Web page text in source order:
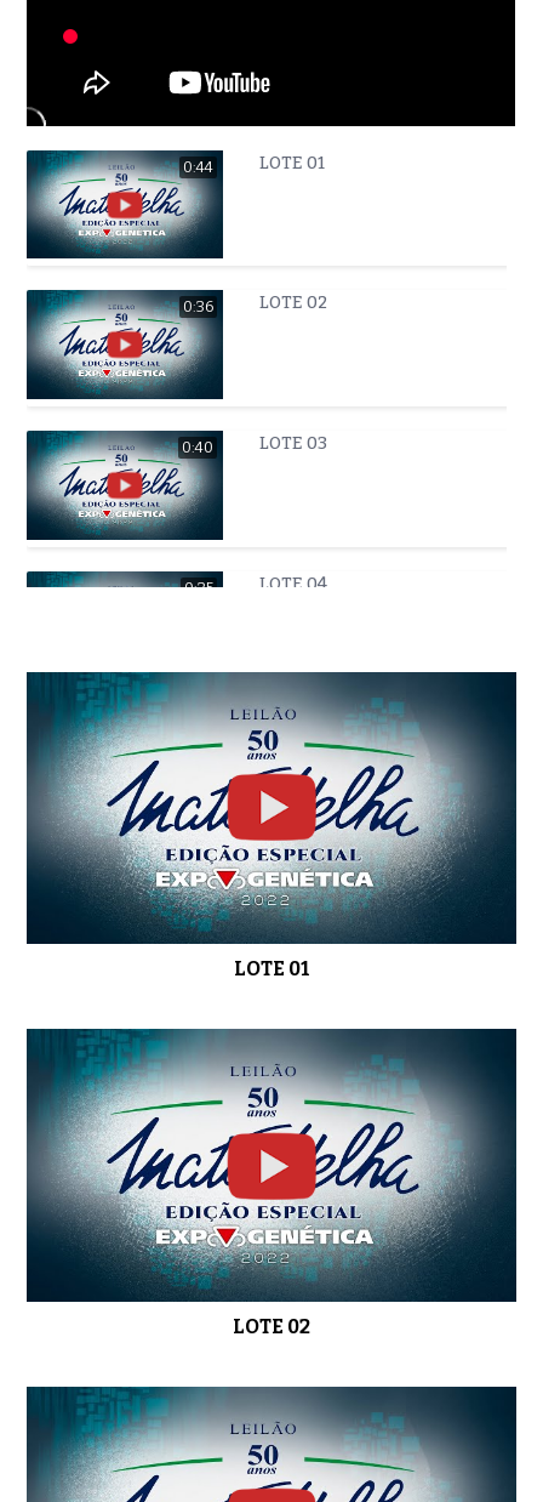
0:44 LOTE 01
0:36 LOTE 02
0:40 LOTE 03
0:35 LOTE 04
0:51 LOTE 05
0:58 LOTE 06
0:52 LOTE 08
0:40 LOTE 09
0:44 LOTE 10
LOTE 01
LOTE 02